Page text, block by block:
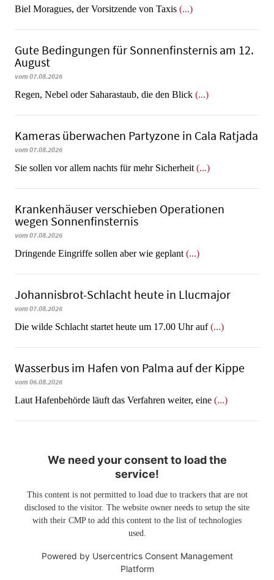
​​​​​​​Biel Moragues, der Vorsitzende von Taxis (...)
Gute Bedingungen für Sonnenfinsternis am 12.
August
vom 07.08.2026
Regen, Nebel oder Saharastaub, die den Blick (...)
Kameras überwachen Partyzone in Cala Ratjada
vom 07.08.2026
Sie sollen vor allem nachts für mehr Sicherheit (...)
Krankenhäuser verschieben Operationen
wegen Sonnenfinsternis
vom 07.08.2026
Dringende Eingriffe sollen aber wie geplant (...)
Johannisbrot-Schlacht heute in Llucmajor
vom 07.08.2026
Die wilde Schlacht startet heute um 17.00 Uhr auf(...)
Wasserbus im Hafen von Palma auf der Kippe
vom 06.08.2026
Laut Hafenbehörde läuft das Verfahren weiter, eine (...)
We need your consent to load the
service!
This content is not permitted to load due to trackers that are not
disclosed to the visitor. The website owner needs to setup the site
with their CMP to add this content to the list of technologies
used.
Powered by Usercentrics Consent Management
Platform